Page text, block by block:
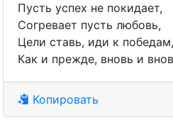
Пусть успех не покидает,
Согревает пусть любовь,
Цели ставь, иди к победам,
Как и прежде, вновь и
Копировать